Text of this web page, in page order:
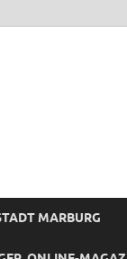
MARBURG